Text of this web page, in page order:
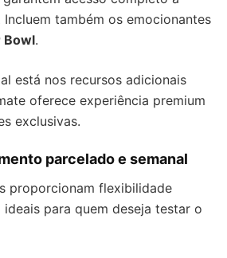
também os emocionantes
Bowl.
está nos recursos adicionais
oferece experiência premium
exclusivas.
parcelado e semanal
proporcionam flexibilidade
para quem deseja testar o